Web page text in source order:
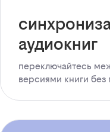
аудиокниг
переключайтесь
версиями книги